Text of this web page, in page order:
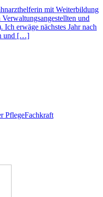
mit Weiterbildung
und
erwäge nächstes Jahr nach
und […]
PflegeFachkraft